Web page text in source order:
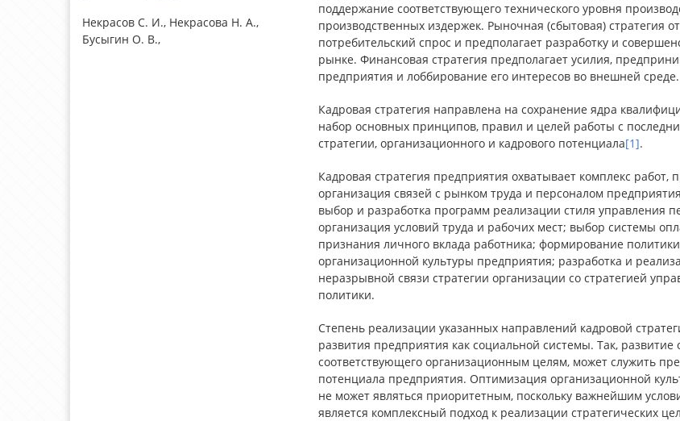
Некрасов С. И., Некрасова Н. А.,
Бусыгин О. В.,
поддержание соответствующего технического уровня
производственных издержек. Рыночная (сбытовая) стратегия
потребительский спрос и предполагает разработку и
рынке. Финансовая стратегия предполагает усилия,
предприятия и лоббирование его интересов во внешней среде.
Кадровая стратегия направлена на сохранение ядра
набор основных принципов, правил и целей работы с
стратегии, организационного и кадрового потенциала[1].
Кадровая стратегия предприятия охватывает комплекс
организация связей с рынком труда и персоналом
выбор и разработка программ реализации стиля управления
организация условий труда и рабочих мест; выбор системы
признания личного вклада работника; формирование
организационной культуры предприятия; разработка и
неразрывной связи стратегии организации со стратегией
политики.
Степень реализации указанных направлений кадровой
развития предприятия как социальной системы. Так,
соответствующего организационным целям, может служить
потенциала предприятия. Оптимизация организационной
не может являться приоритетным, поскольку важнейшим
является комплексный подход к реализации стратегических